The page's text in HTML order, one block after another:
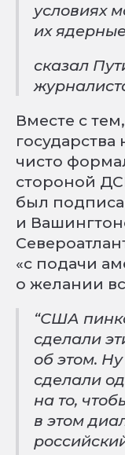
условиях
их
сказал
Вместе с
чисто
стороной
был
и
«с подачи
о желании
“США
сделали
об этом.
сделали
на то,
в этом